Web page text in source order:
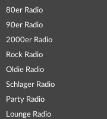
80er Radio
90er Radio
2000er Radio
Rock Radio
Oldie Radio
Schlager Radio
Party Radio
Lounge Radio